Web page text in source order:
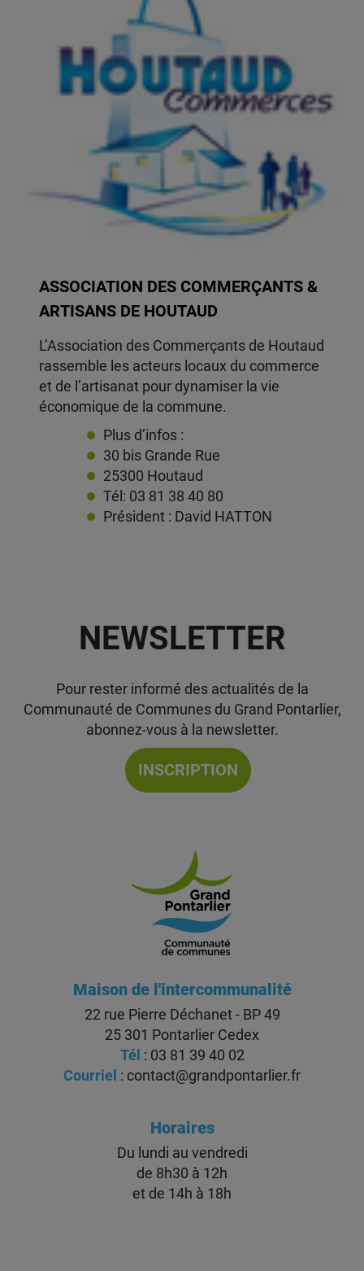
ASSOCIATION DES COMMERÇANTS &
ARTISANS DE HOUTAUD
L’Association des Commerçants de Houtaud
rassemble les acteurs locaux du commerce
et de l’artisanat pour dynamiser la vie
économique de la commune.
Plus d’infos :
30 bis Grande Rue
25300 Houtaud
Tél: 03 81 38 40 80
Président : David HATTON
NEWSLETTER
Pour rester informé des actualités de la
Communauté de Communes du Grand Pontarlier,
abonnez-vous à la newsletter.
INSCRIPTION
Maison de l'intercommunalité
22 rue Pierre Déchanet - BP 49
25 301 Pontarlier Cedex
Tél : 03 81 39 40 02
Courriel : contact@grandpontarlier.fr
Horaires
Du lundi au vendredi
de 8h30 à 12h
et de 14h à 18h